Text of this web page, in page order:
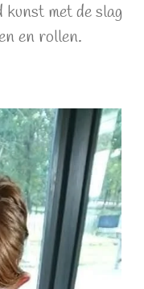
met de slag
en rollen.